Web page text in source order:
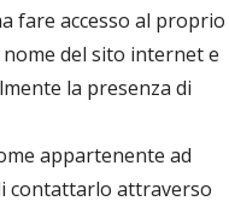
fare accesso al proprio
del sito internet e
la presenza di
appartenente ad
contattarlo attraverso